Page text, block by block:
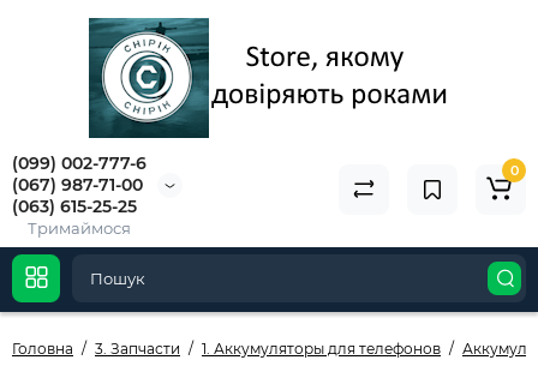
(099) 002-777-6
(067) 987-71-00
(063) 615-25-25
Тримаймося
0
Головна 3. Запчасти 1. Аккумуляторы для телефонов